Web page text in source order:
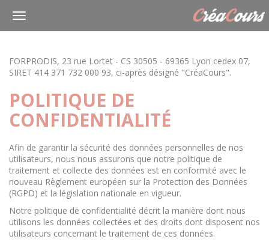
FORPRODIS, 23 rue Lortet - CS 30505 - 69365 Lyon cedex 07,
SIRET 414 371 732 000 93, ci-après désigné "CréaCours".
POLITIQUE DE
CONFIDENTIALITÉ
Afin de garantir la sécurité des données personnelles de nos
utilisateurs, nous nous assurons que notre politique de
traitement et collecte des données est en conformité avec le
nouveau Règlement européen sur la Protection des Données
(RGPD) et la législation nationale en vigueur.
Notre politique de confidentialité décrit la manière dont nous
utilisons les données collectées et des droits dont disposent nos
utilisateurs concernant le traitement de ces données.